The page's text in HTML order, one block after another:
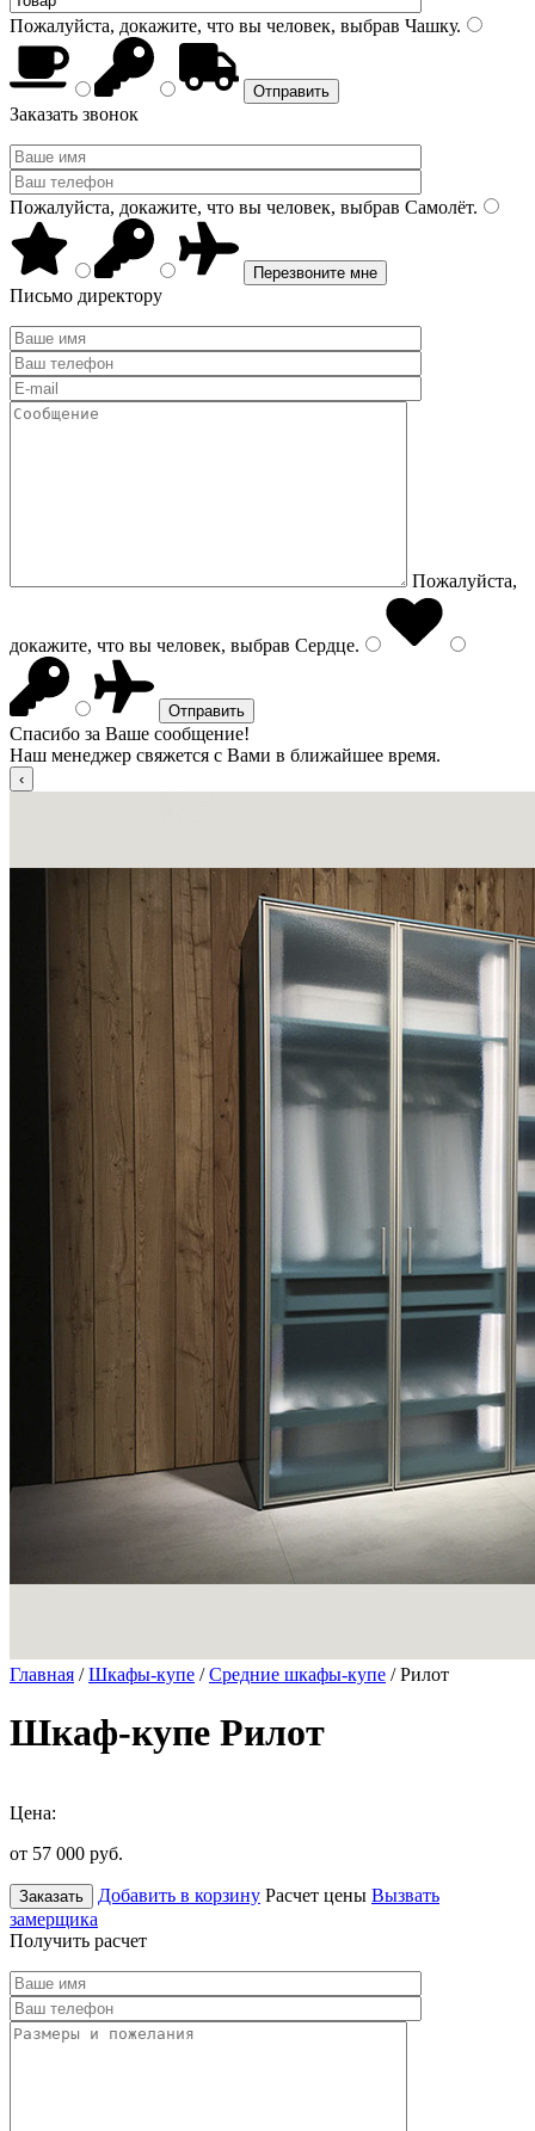
Пожалуйста, докажите, что вы человек, выбрав Чашку.
Заказать звонок
Пожалуйста, докажите, что вы человек, выбрав Самолёт.
Письмо директору
Пожалуйста,
докажите, что вы человек, выбрав Сердце.
Спасибо за Ваше сообщение!
Наш менеджер свяжется с Вами в ближайшее время.
Главная /Шкафы-купе /Средние шкафы-купе / Рилот
Шкаф-купе Рилот
Цена:
от 57 000 руб.
Заказать Добавить в корзину Расчет цены Вызвать
замерщика
Получить расчет